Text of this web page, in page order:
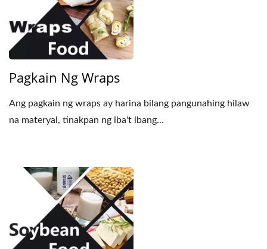
Pagkain Ng Wraps
Ang pagkain ng wraps ay harina bilang pangunahing hilaw
na materyal, tinakpan ng iba't ibang...